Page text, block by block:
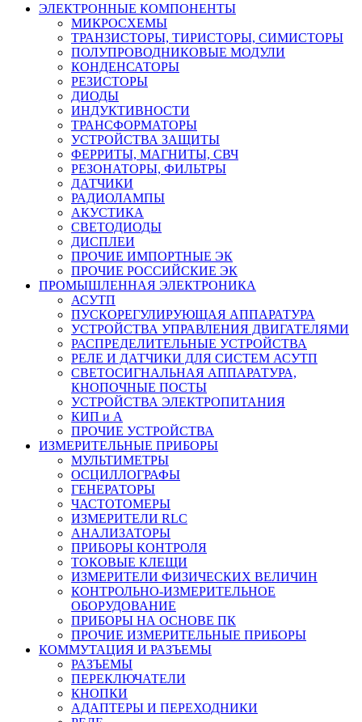
ЭЛЕКТРОННЫЕ КОМПОНЕНТЫ
МИКРОСХЕМЫ
ТРАНЗИСТОРЫ, ТИРИСТОРЫ, СИМИСТОРЫ
ПОЛУПРОВОДНИКОВЫЕ МОДУЛИ
КОНДЕНСАТОРЫ
РЕЗИСТОРЫ
ДИОДЫ
ИНДУКТИВНОСТИ
ТРАНСФОРМАТОРЫ
УСТРОЙСТВА ЗАЩИТЫ
ФЕРРИТЫ, МАГНИТЫ, СВЧ
РЕЗОНАТОРЫ, ФИЛЬТРЫ
ДАТЧИКИ
РАДИОЛАМПЫ
АКУСТИКА
СВЕТОДИОДЫ
ДИСПЛЕИ
ПРОЧИЕ ИМПОРТНЫЕ ЭК
ПРОЧИЕ РОССИЙСКИЕ ЭК
ПРОМЫШЛЕННАЯ ЭЛЕКТРОНИКА
АСУТП
ПУСКОРЕГУЛИРУЮЩАЯ АППАРАТУРА
УСТРОЙСТВА УПРАВЛЕНИЯ ДВИГАТЕЛЯМИ
РАСПРЕДЕЛИТЕЛЬНЫЕ УСТРОЙСТВА
РЕЛЕ И ДАТЧИКИ ДЛЯ СИСТЕМ АСУТП
СВЕТОСИГНАЛЬНАЯ АППАРАТУРА,
КНОПОЧНЫЕ ПОСТЫ
УСТРОЙСТВА ЭЛЕКТРОПИТАНИЯ
КИП и А
ПРОЧИЕ УСТРОЙСТВА
ИЗМЕРИТЕЛЬНЫЕ ПРИБОРЫ
МУЛЬТИМЕТРЫ
ОСЦИЛЛОГРАФЫ
ГЕНЕРАТОРЫ
ЧАСТОТОМЕРЫ
ИЗМЕРИТЕЛИ RLC
АНАЛИЗАТОРЫ
ПРИБОРЫ КОНТРОЛЯ
ТОКОВЫЕ КЛЕЩИ
ИЗМЕРИТЕЛИ ФИЗИЧЕСКИХ ВЕЛИЧИН
КОНТРОЛЬНО-ИЗМЕРИТЕЛЬНОЕ
ОБОРУДОВАНИЕ
ПРИБОРЫ НА ОСНОВЕ ПК
ПРОЧИЕ ИЗМЕРИТЕЛЬНЫЕ ПРИБОРЫ
КОММУТАЦИЯ И РАЗЪЕМЫ
РАЗЪЕМЫ
ПЕРЕКЛЮЧАТЕЛИ
КНОПКИ
АДАПТЕРЫ И ПЕРЕХОДНИКИ